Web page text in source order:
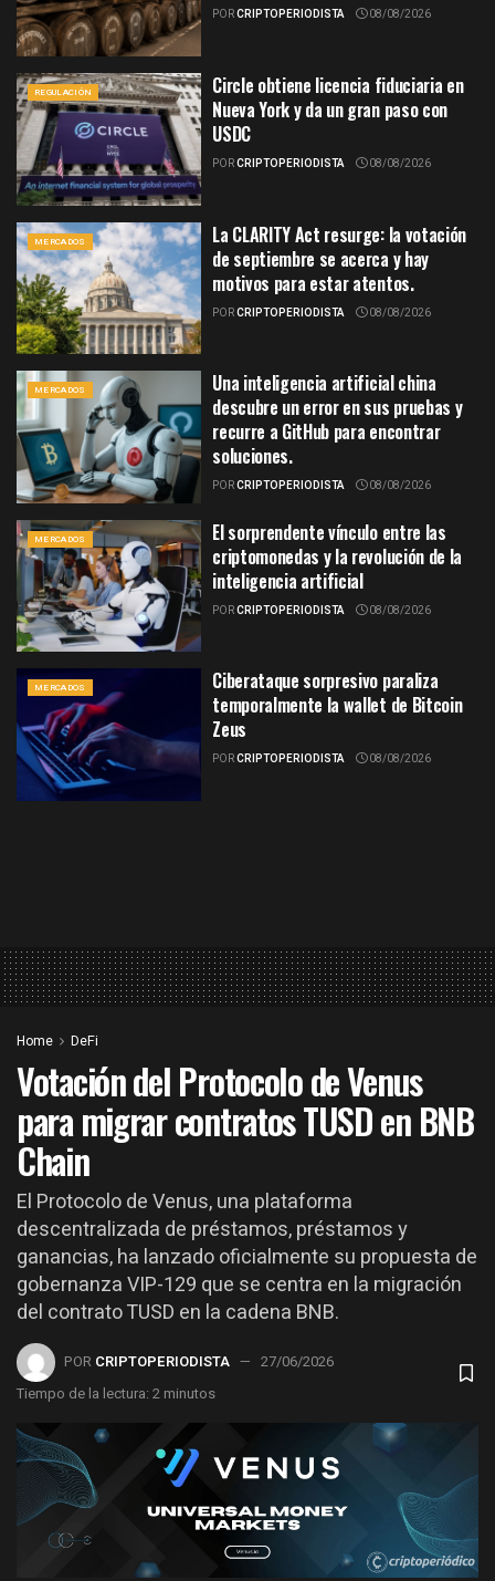
PORCRIPTOPERIODISTA 08/08/2026
REGULACIÓN
Circle obtiene licencia fiduciaria en
Nueva York y da un gran paso con
USDC
PORCRIPTOPERIODISTA 08/08/2026
MERCADOS
La CLARITY Act resurge: la votación
de septiembre se acerca y hay
motivos para estar atentos.
PORCRIPTOPERIODISTA 08/08/2026
MERCADOS
Una inteligencia artificial china
descubre un error en sus pruebas y
recurre a GitHub para encontrar
soluciones.
PORCRIPTOPERIODISTA 08/08/2026
MERCADOS
El sorprendente vínculo entre las
criptomonedas y la revolución de la
inteligencia artificial
PORCRIPTOPERIODISTA 08/08/2026
MERCADOS
Ciberataque sorpresivo paraliza
temporalmente la wallet de Bitcoin
Zeus
PORCRIPTOPERIODISTA 08/08/2026
Home DeFi
Votación del Protocolo de Venus
para migrar contratos TUSD en BNB
Chain
El Protocolo de Venus, una plataforma
descentralizada de préstamos, préstamos y
ganancias, ha lanzado oficialmente su propuesta de
gobernanza VIP-129 que se centra en la migración
del contrato TUSD en la cadena BNB.
POR CRIPTOPERIODISTA
27/06/2026
Tiempo de la lectura: 2 minutos